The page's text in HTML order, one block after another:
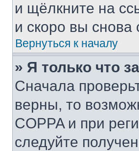
и щёлкните на
и скоро вы
Вернуться к началу
» Я только что
Сначала
верны, то
COPPA и при
следуйте